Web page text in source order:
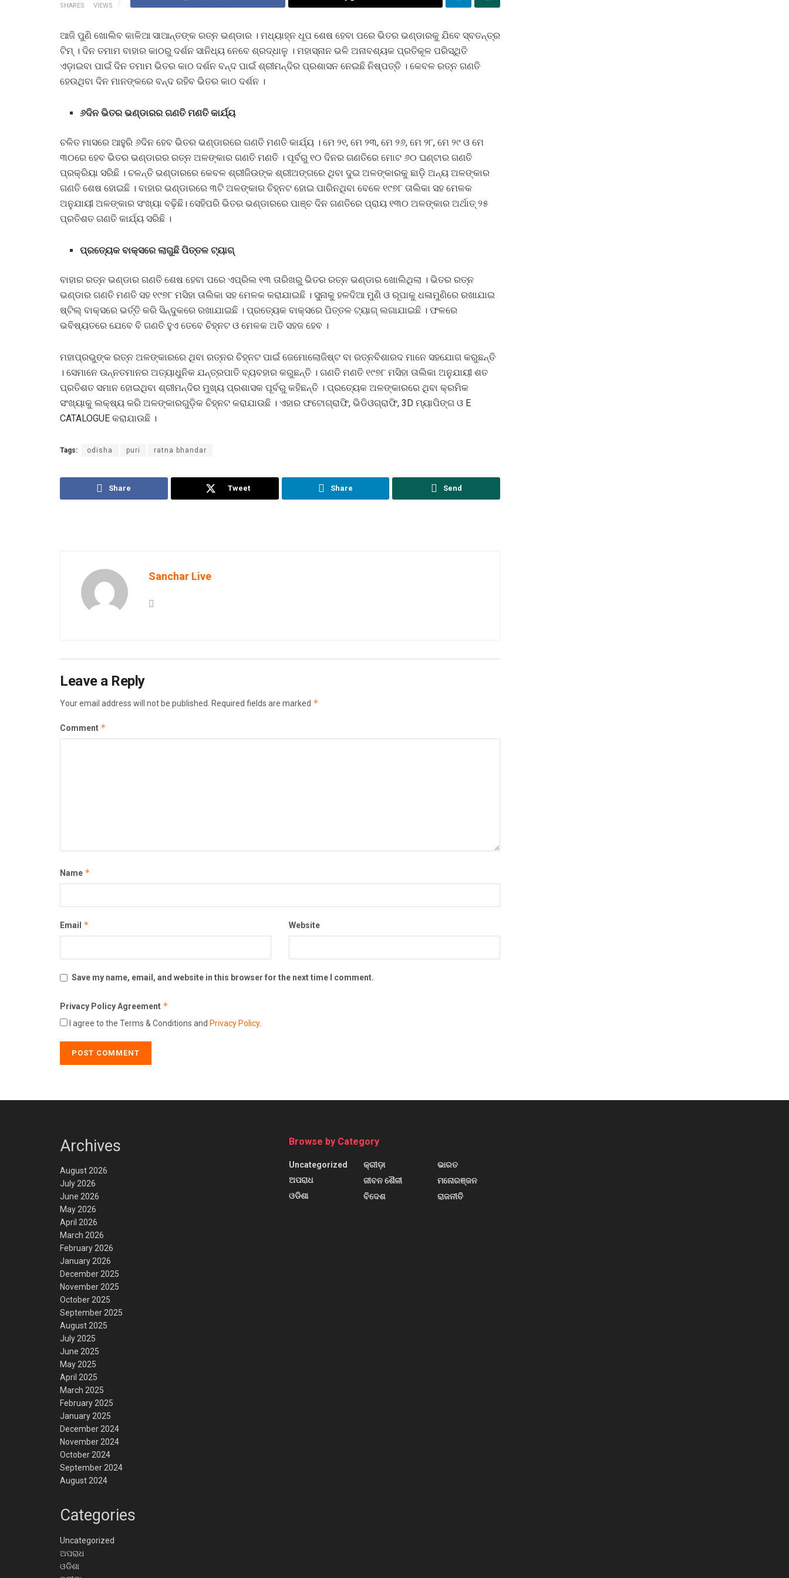
SHARES VIEWS
ଆଜି ପୁଣି ଖୋଲିବ କାଳିଆ ସାଆନ୍ତଙ୍କ ରତ୍ନ ଭଣ୍ଡାର । ମଧ୍ୟାହ୍ନ ଧୂପ ଶେଷ ହେବା ପରେ ଭିତର ଭଣ୍ଡାରକୁ ଯିବେ ସ୍ବତନ୍ତ୍ର
ଟିମ୍ । ଦିନ ତମାମ ବାହାର କାଠରୁ ଦର୍ଶନ ସାନିଧ୍ୟ ନେବେ ଶ୍ରଦ୍ଧାଳୁ । ମହାସ୍ନାନ ଭଳି ଅନାବଶ୍ୟକ ପ୍ରତିକୂଳ ପରିସ୍ଥିତି
ଏଡ଼ାଇବା ପାଇଁ ଦିନ ତମାମ ଭିତର କାଠ ଦର୍ଶନ ବନ୍ଦ ପାଇଁ ଶ୍ରୀମନ୍ଦିର ପ୍ରଶାସନ ନେଇଛି ନିଷ୍ପତ୍ତି । କେବଳ ରତ୍ନ ଗଣତି
ହେଉଥିବା ଦିନ ମାନଙ୍କରେ ବନ୍ଦ ରହିବ ଭିତର କାଠ ଦର୍ଶନ ।
୬ଦିନ ଭିତର ଭଣ୍ଡାରର ଗଣତି ମଣତି କାର୍ଯ୍ୟ
ଚଳିତ ମାସରେ ଆହୁରି ୬ଦିନ ହେବ ଭିତର ଭଣ୍ଡାରରେ ଗଣତି ମଣତି କାର୍ଯ୍ୟ । ମେ ୨୧, ମେ ୨୩, ମେ ୨୬, ମେ ୨୮, ମେ ୨୯ ଓ ମେ
୩୦ରେ ହେବ ଭିତର ଭଣ୍ଡାରର ରତ୍ନ ଅଳଙ୍କାର ଗଣତି ମଣତି । ପୂର୍ବରୁ ୧୦ ଦିନର ଗଣତିରେ ମୋଟ ୬୦ ଘଣ୍ଟାର ଗଣତି
ପ୍ରକ୍ରିୟା ସରିଛି । ଚଳନ୍ତି ଭଣ୍ଡାରରେ କେବଳ ଶ୍ରୀଜିଉଙ୍କ ଶ୍ରୀଅଙ୍ଗରେ ଥିବା ଦୁଇ ଅଳଙ୍କାରକୁ ଛାଡ଼ି ଅନ୍ୟ ଅଳଙ୍କାର
ଗଣତି ଶେଷ ହୋଇଛି । ବାହାର ଭଣ୍ଡାରରେ ୩ଟି ଅଳଙ୍କାର ଚିହ୍ନଟ ହୋଇ ପାରିନଥିବା ବେଳେ ୧୯୭୮ ତାଲିକା ସହ ମେଳକ
ଅନୁଯାୟୀ ଅଳଙ୍କାର ସଂଖ୍ୟା ବଢ଼ିଛି। ସେହିପରି ଭିତର ଭଣ୍ଡାରରେ ପାଞ୍ଚ ଦିନ ଗଣତିରେ ପ୍ରାୟ ୧୩୦ ଅଳଙ୍କାର ଅର୍ଥାତ୍ ୨୫
ପ୍ରତିଶତ ଗଣତି କାର୍ଯ୍ୟ ସରିଛି ।
ପ୍ରତ୍ୟେକ ବାକ୍ସରେ ଲାଗୁଛି ପିତ୍ତଳ ଟ୍ୟାଗ୍‌
ବାହାର ରତ୍ନ ଭଣ୍ଡାର ଗଣତି ଶେଷ ହେବା ପରେ ଏପ୍ରିଲ ୧୩ ତାରିଖରୁ ଭିତର ରତ୍ନ ଭଣ୍ଡାର ଖୋଲିଥିଲା । ଭିତର ରତ୍ନ
ଭଣ୍ଡାର ଗଣତି ମଣତି ସହ ୧୯୭୮ ମସିହା ତାଲିକା ସହ ମେଳକ କରାଯାଇଛି । ସୁନାକୁ ହଳଦିଆ ମୁଣି ଓ ରୂପାକୁ ଧଳାମୁଣିରେ ରଖାଯାଇ
ଷ୍ଟିଲ୍‌ ବାକ୍ସରେ ଭର୍ତ୍ତି କରି ସିନ୍ଦୁକରେ ରଖାଯାଇଛି । ପ୍ରତ୍ୟେକ ବାକ୍ସରେ ପିତ୍ତଳ ଟ୍ୟାଗ୍‌ ଲଗାଯାଇଛି । ଫଳରେ
ଭବିଷ୍ୟତରେ ଯେବେ ବି ଗଣତି ହୁଏ ତେବେ ଚିହ୍ନଟ ଓ ମେଳକ ଅତି ସହଜ ହେବ ।
ମହାପ୍ରଭୁଙ୍କ ରତ୍ନ ଅଳଙ୍କାରରେ ଥିବା ରତ୍ନର ଚିହ୍ନଟ ପାଇଁ ଜେମୋଲୋଜିଷ୍ଟ ବା ରତ୍ନବିଶାରଦ ମାନେ ସହଯୋଗ କରୁଛନ୍ତି
। ସେମାନେ ଉନ୍ନତମାନର ଅତ୍ୟାଧୁନିକ ଯନ୍ତ୍ରପାତି ବ୍ୟବହାର କରୁଛନ୍ତି । ଗଣତି ମଣତି ୧୯୭୮ ମସିହା ତାଲିକା ଅନୁଯାୟୀ ଶତ
ପ୍ରତିଶତ ସମାନ ହୋଇଥିବା ଶ୍ରୀମନ୍ଦିର ମୁଖ୍ୟ ପ୍ରଶାସକ ପୂର୍ବରୁ କହିଛନ୍ତି । ପ୍ରତ୍ୟେକ ଅଳଙ୍କାରରେ ଥିବା କ୍ରମିକ
ସଂଖ୍ୟାକୁ ଲକ୍ଷ୍ୟ କରି ଅଳଙ୍କାରଗୁଡ଼ିକ ଚିହ୍ନଟ କରାଯାଉଛି । ଏହାର ଫଟୋଗ୍ରାଫି, ଭିଡିଓଗ୍ରାଫି, 3D ମ୍ୟାପିଙ୍ଗ ଓ E
CATALOGUE କରାଯାଉଛି ।
Tags: odisha puri ratna bhandar
Share Tweet Share Send
Sanchar Live
Leave a Reply
Your email address will not be published. Required fields are marked *
Comment *
Name *
Email * Website
Save my name, email, and website in this browser for the next time I comment.
Privacy Policy Agreement *
I agree to the Terms & Conditions and Privacy Policy.
Archives
August 2026
July 2026
June 2026
May 2026
April 2026
March 2026
February 2026
January 2026
December 2025
November 2025
October 2025
September 2025
August 2025
July 2025
June 2025
May 2025
April 2025
March 2025
February 2025
January 2025
December 2024
November 2024
October 2024
September 2024
August 2024
Categories
Uncategorized
ଅପରାଧ
ଓଡିଶା
Browse by Category
Uncategorized
ଅପରାଧ
ଓଡିଶା
କ୍ରୀଡ଼ା
ଜୀବନ ଶୈଳୀ
ବିଦେଶ
ଭାରତ
ମନୋରଞ୍ଜନ
ରାଜନୀତି